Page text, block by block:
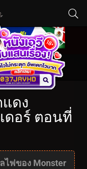
ดง
ดอร์ ตอนที่
ไฟของ Monster